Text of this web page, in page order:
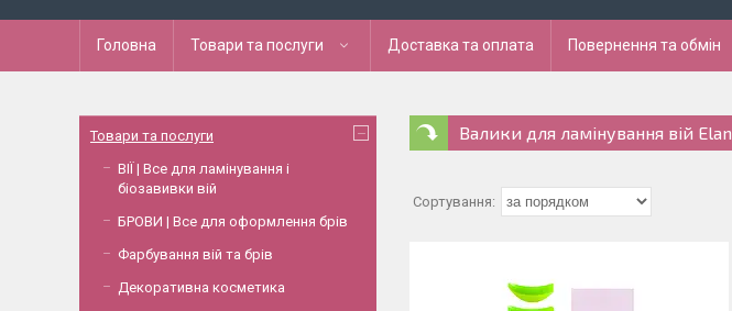
Головна Товари та послуги Доставка та оплата Повернення та обмін
Валики для ламінування вій Elan
Товари та послуги
ВІЇ | Все для ламінування і
біозавивки вій
БРОВИ | Все для оформлення брів
Фарбування вій та брів
Декоративна косметика